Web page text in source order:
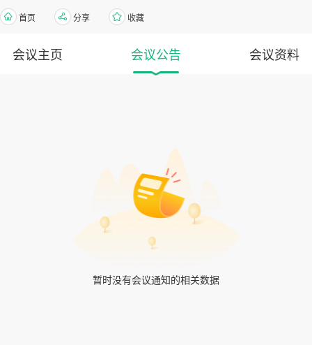
首页 分享 收藏
会议主页 会议公告 会议资料
暂时没有会议通知的相关数据